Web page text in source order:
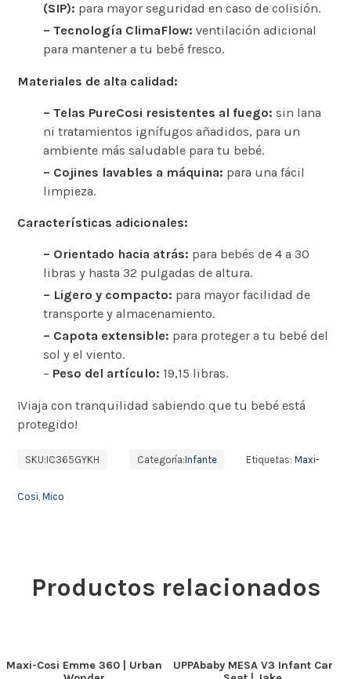
(SIP): para mayor seguridad en caso de colisión.
– Tecnología ClimaFlow: ventilación adicional
para mantener a tu bebé fresco.
Materiales de alta calidad:
– Telas PureCosi resistentes al fuego: sin lana
ni tratamientos ignífugos añadidos, para un
ambiente más saludable para tu bebé.
– Cojines lavables a máquina: para una fácil
limpieza.
Características adicionales:
– Orientado hacia atrás: para bebés de 4 a 30
libras y hasta 32 pulgadas de altura.
– Ligero y compacto: para mayor facilidad de
transporte y almacenamiento.
– Capota extensible: para proteger a tu bebé del
sol y el viento.
– Peso del artículo: 19,15 libras.
¡Viaja con tranquilidad sabiendo que tu bebé está
protegido!
SKU:IC365GYKH Categoría:Infante Etiquetas:Maxi-
Cosi,Mico
Productos relacionados
Maxi-Cosi Emme 360 | Urban
UPPAbaby MESA V3 Infant Car